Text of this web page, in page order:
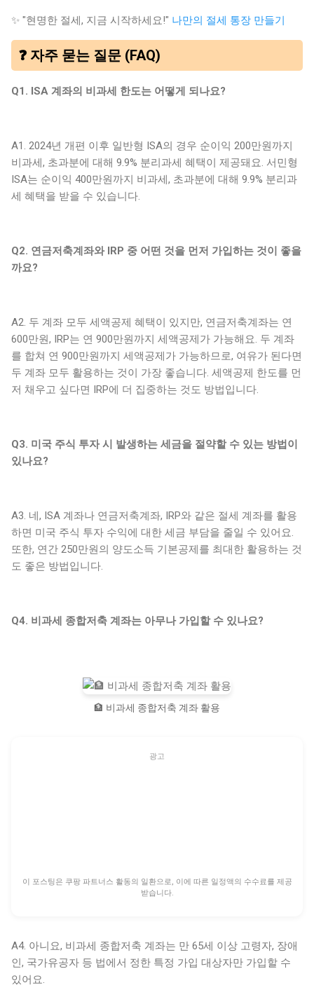
✨ "현명한 절세, 지금 시작하세요!" 나만의 절세 통장 만들기
❓ 자주 묻는 질문 (FAQ)
Q1. ISA 계좌의 비과세 한도는 어떻게 되나요?
A1. 2024년 개편 이후 일반형 ISA의 경우 순이익 200만원까지
비과세, 초과분에 대해 9.9% 분리과세 혜택이 제공돼요. 서민형
ISA는 순이익 400만원까지 비과세, 초과분에 대해 9.9% 분리과
세 혜택을 받을 수 있습니다.
Q2. 연금저축계좌와 IRP 중 어떤 것을 먼저 가입하는 것이 좋을
까요?
A2. 두 계좌 모두 세액공제 혜택이 있지만, 연금저축계좌는 연
600만원, IRP는 연 900만원까지 세액공제가 가능해요. 두 계좌
를 합쳐 연 900만원까지 세액공제가 가능하므로, 여유가 된다면
두 계좌 모두 활용하는 것이 가장 좋습니다. 세액공제 한도를 먼
저 채우고 싶다면 IRP에 더 집중하는 것도 방법입니다.
Q3. 미국 주식 투자 시 발생하는 세금을 절약할 수 있는 방법이
있나요?
A3. 네, ISA 계좌나 연금저축계좌, IRP와 같은 절세 계좌를 활용
하면 미국 주식 투자 수익에 대한 세금 부담을 줄일 수 있어요.
또한, 연간 250만원의 양도소득 기본공제를 최대한 활용하는 것
도 좋은 방법입니다.
Q4. 비과세 종합저축 계좌는 아무나 가입할 수 있나요?
🏦 비과세 종합저축 계좌 활용
광고
이 포스팅은 쿠팡 파트너스 활동의 일환으로, 이에 따른 일정액의 수수료를 제공
받습니다.
A4. 아니요, 비과세 종합저축 계좌는 만 65세 이상 고령자, 장애
인, 국가유공자 등 법에서 정한 특정 가입 대상자만 가입할 수
있어요.